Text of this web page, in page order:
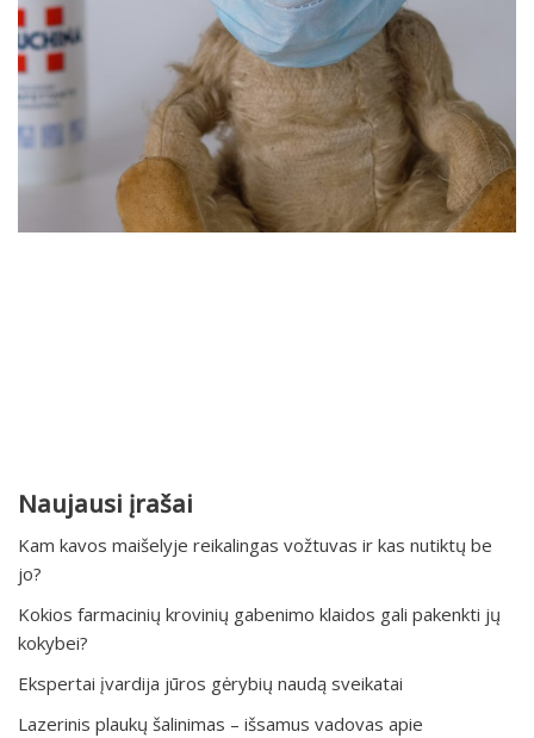
Naujausi įrašai
Kam kavos maišelyje reikalingas vožtuvas ir kas nutiktų be
jo?
Kokios farmacinių krovinių gabenimo klaidos gali pakenkti jų
kokybei?
Ekspertai įvardija jūros gėrybių naudą sveikatai
Lazerinis plaukų šalinimas – išsamus vadovas apie